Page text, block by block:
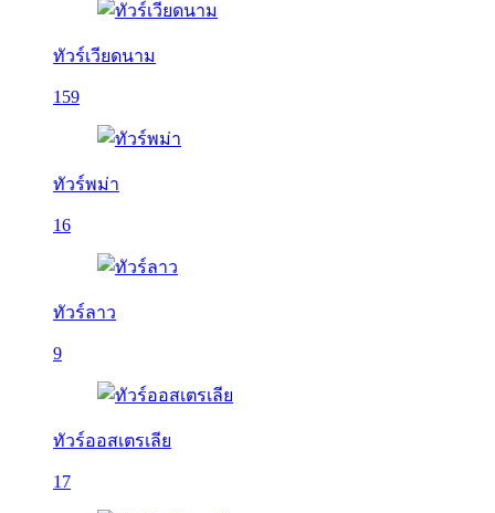
ทัวร์เวียดนาม
159
ทัวร์พม่า
16
ทัวร์ลาว
9
ทัวร์ออสเตรเลีย
17